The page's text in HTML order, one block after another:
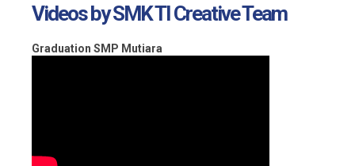
Videos by SMK TI Creative Team
Graduation SMP Mutiara